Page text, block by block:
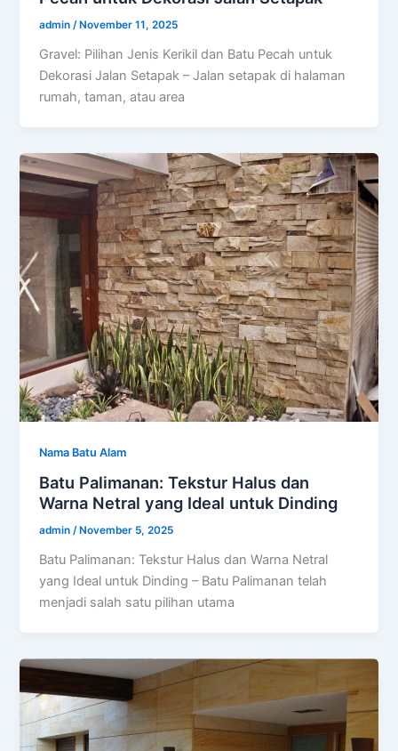
admin/November 11, 2025
Gravel: Pilihan Jenis Kerikil dan Batu Pecah untuk
Dekorasi Jalan Setapak – Jalan setapak di halaman
rumah, taman, atau area
Nama Batu Alam
Batu Palimanan: Tekstur Halus dan
Warna Netral yang Ideal untuk Dinding
admin/ November 5, 2025
Batu Palimanan: Tekstur Halus dan Warna Netral
yang Ideal untuk Dinding – Batu Palimanan telah
menjadi salah satu pilihan utama